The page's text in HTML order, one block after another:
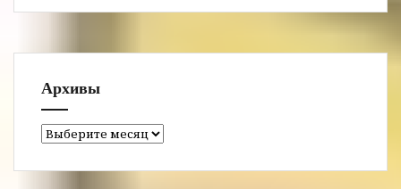
Архивы
Архивы